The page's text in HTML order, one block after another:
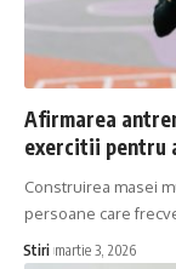
Afirmarea
exercitii pentru
Construirea masei
persoane care
Stiri martie 3, 2026